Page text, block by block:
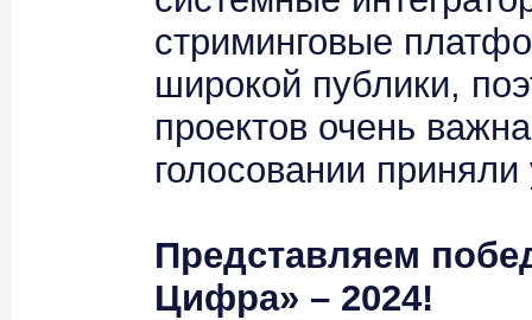
стриминговые
широкой публики,
проектов очень
голосовании
Представляем
Цифра» – 2024!